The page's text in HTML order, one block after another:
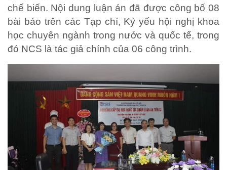
chế biến. Nội dung luận án đã được công bố 08
bài báo trên các Tạp chí, Kỷ yếu hội nghị khoa
học chuyên ngành trong nước và quốc tế, trong
đó NCS là tác giả chính của 06 công trình.